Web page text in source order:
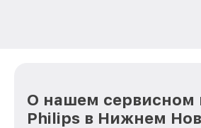
О нашем сервисном
Philips в Нижнем